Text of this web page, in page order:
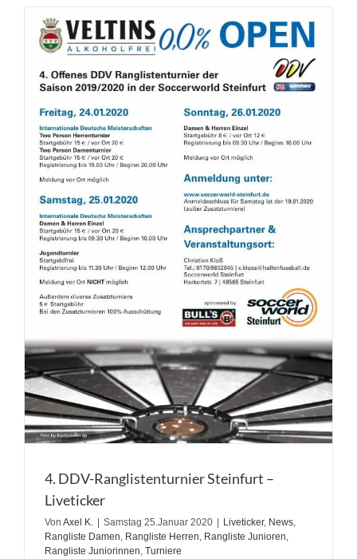
–
4. DDV-Ranglistenturnier Steinfurt –
Liveticker
Von Axel K. Samstag 25.Januar 2020 Liveticker, News,
Rangliste Damen, Rangliste Herren, Rangliste Junioren,
Rangliste Juniorinnen, Turniere